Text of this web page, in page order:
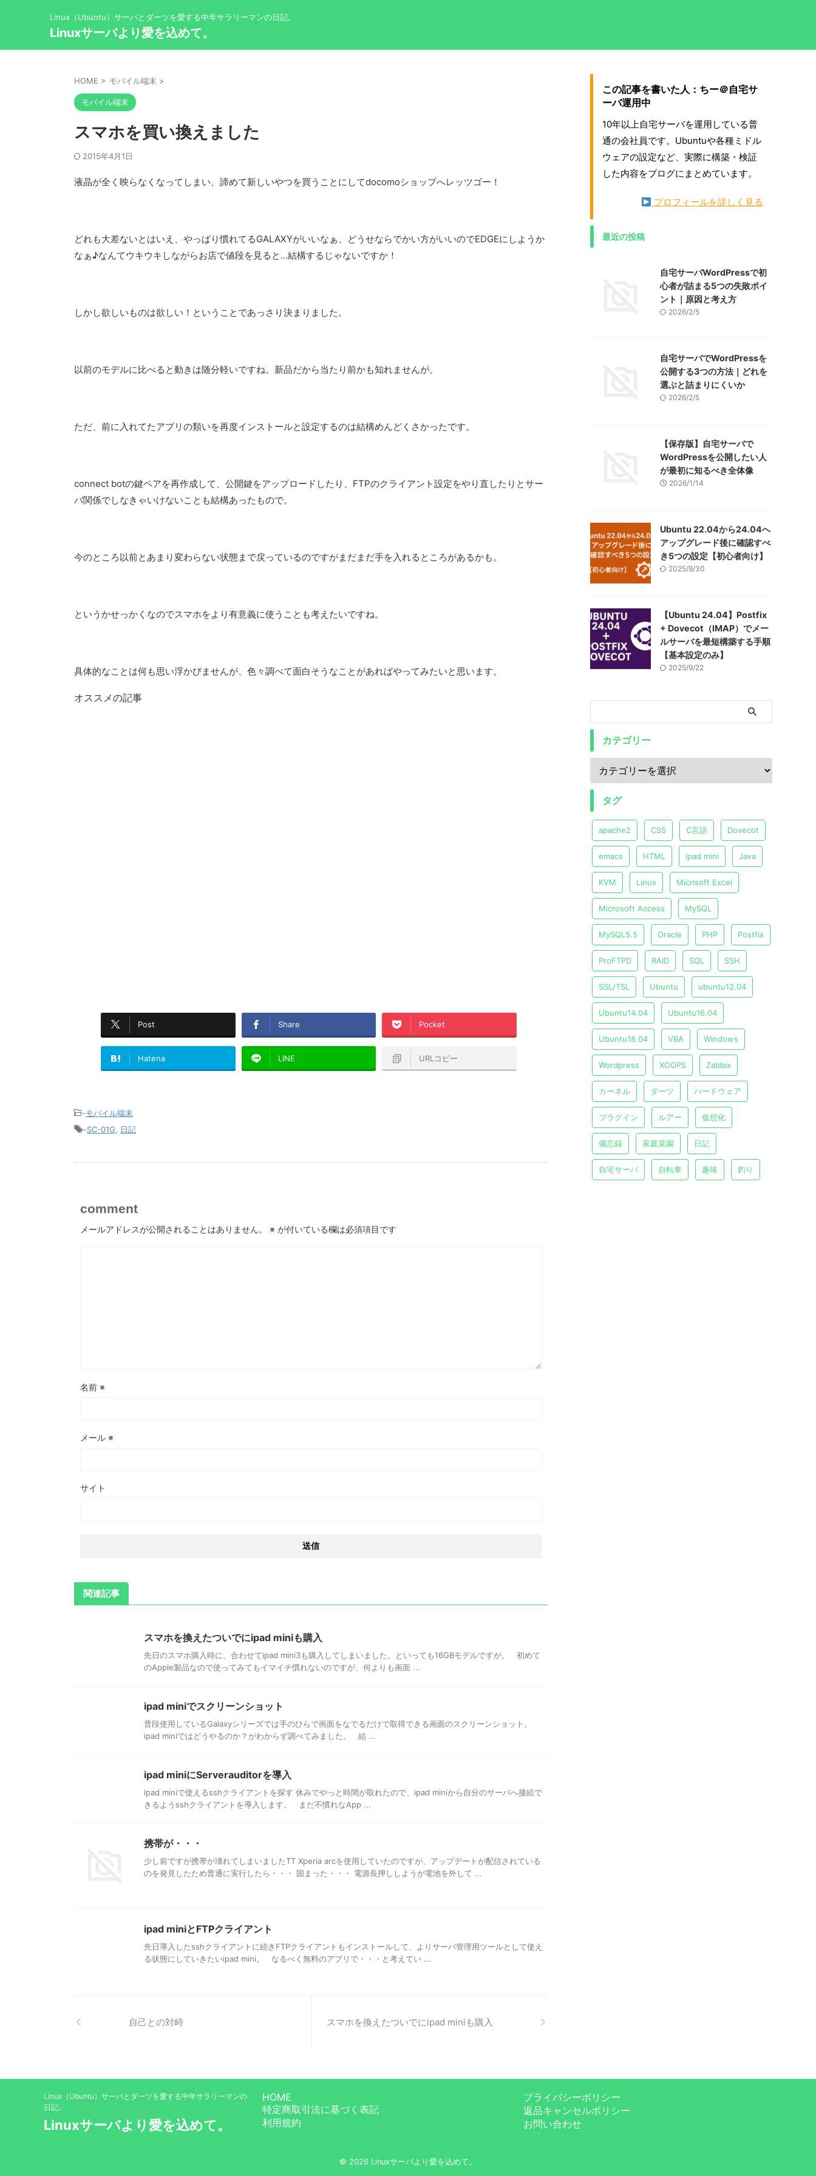
Linux（Ubuntu）サーバとダーツを愛する中年サラリーマンの日記。
Linuxサーバより愛を込めて。
HOME > モバイル端末 >
モバイル端末
スマホを買い換えました
2015年4月1日
液晶が全く映らなくなってしまい、諦めて新しいやつを買うことにしてdocomoショップへレッツゴー！
どれも大差ないとはいえ、やっぱり慣れてるGALAXYがいいなぁ、どうせならでかい方がいいのでEDGEにしようか
なぁ♪なんてウキウキしながらお店で値段を見ると…結構するじゃないですか！
しかし欲しいものは欲しい！ということであっさり決まりました。
以前のモデルに比べると動きは随分軽いですね。新品だから当たり前かも知れませんが。
ただ、前に入れてたアプリの類いを再度インストールと設定するのは結構めんどくさかったです。
connect botの鍵ペアを再作成して、公開鍵をアップロードしたり、FTPのクライアント設定をやり直したりとサー
バ関係でしなきゃいけないことも結構あったもので。
今のところ以前とあまり変わらない状態まで戻っているのですがまだまだ手を入れるところがあるかも。
というかせっかくなのでスマホをより有意義に使うことも考えたいですね。
具体的なことは何も思い浮かびませんが、色々調べて面白そうなことがあればやってみたいと思います。
オススメの記事
Post Share Pocket
Hatena LINE URLコピー
-モバイル端末
-SC-01G 日記
comment
メールアドレスが公開されることはありません。 ※ が付いている欄は必須項目です
名前 ※
メール ※
サイト
関連記事
スマホを換えたついでにipad miniも購入
先日のスマホ購入時に、合わせてipad mini3も購入してしまいました。といっても16GBモデルですが。 初めて
のApple製品なので使ってみてもイマイチ慣れないのですが、何よりも画面 ...
ipad miniでスクリーンショット
普段使用しているGalaxyシリーズでは手のひらで画面をなでるだけで取得できる画面のスクリーンショット。
ipad miniではどうやるのか？がわからず調べてみました。 結 ...
ipad miniにServerauditorを導入
ipad miniで使えるsshクライアントを探す 休みでやっと時間が取れたので、ipad miniから自分のサーバへ接続で
きるようsshクライアントを導入します。 まだ不慣れなApp ...
携帯が・・・
少し前ですが携帯が壊れてしまいましたTT Xperia arcを使用していたのですが、アップデートが配信されている
のを発見したため普通に実行したら・・・ 固まった・・・ 電源長押ししようが電池を外して ...
ipad miniとFTPクライアント
先日導入したsshクライアントに続きFTPクライアントもインストールして、よりサーバ管理用ツールとして使え
る状態にしていきたいipad mini。 なるべく無料のアプリで・・・と考えてい ...
自己との対峙 スマホを換えたついでにipad miniも購入
この記事を書いた人：ちー＠自宅サ
ーバ運用中
10年以上自宅サーバを運用している普
通の会社員です。Ubuntuや各種ミドル
ウェアの設定など、実際に構築・検証
した内容をブログにまとめています。
プロフィールを詳しく見る
最近の投稿
自宅サーバWordPressで初
心者が詰まる5つの失敗ポイ
ント｜原因と考え方
2026/2/5
自宅サーバでWordPressを
公開する3つの方法｜どれを
選ぶと詰まりにくいか
2026/2/5
【保存版】自宅サーバで
WordPressを公開したい人
が最初に知るべき全体像
2026/1/14
Ubuntu 22.04から24.04へ
アップグレード後に確認すべ
き5つの設定【初心者向け】
2025/9/30
【Ubuntu 24.04】Postfix
+ Dovecot（IMAP）でメー
ルサーバを最短構築する手順
【基本設定のみ】
2025/9/22
カテゴリー
タグ
apache2 CSS C言語 Dovecot
emacs HTML ipad mini Java
KVM Linux Micrlsoft Excel
Microsoft Access MySQL
MySQL5.5 Oracle PHP Postfix
ProFTPD RAID SQL SSH
SSL/TSL Ubuntu ubuntu12.04
Ubuntu14.04 Ubuntu16.04
Ubuntu18.04 VBA Windows
Wordpress XOOPS Zabbix
カーネル ダーツ ハードウェア
プラグイン ルアー 仮想化
備忘録 家庭菜園 日記
自宅サーバ 自転車 趣味 釣り
HOME
特定商取引法に基づく表記
利用規約
プライバシーポリシー
返品キャンセルポリシー
お問い合わせ
Linux（Ubuntu）サーバとダーツを愛する中年サラリーマンの
日記。
Linuxサーバより愛を込めて。
© 2026 Linuxサーバより愛を込めて。